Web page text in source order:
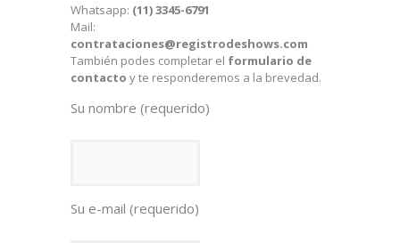
Whatsapp: (11) 3345-6791
Mail:
contrataciones@registrodeshows.com
También podes completar el formulario de
contacto y te responderemos a la brevedad.
Su nombre (requerido)
Su e-mail (requerido)